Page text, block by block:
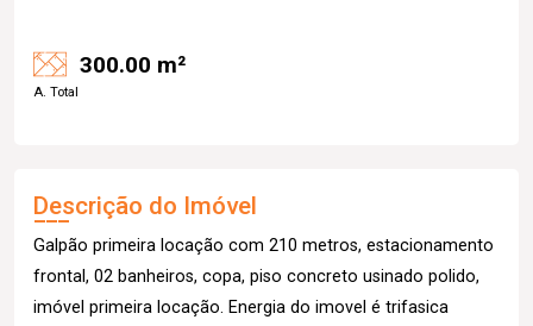
300.00 m²
A. Total
Descrição do Imóvel
Galpão primeira locação com 210 metros, estacionamento
frontal, 02 banheiros, copa, piso concreto usinado polido,
imóvel primeira locação. Energia do imovel é trifasica